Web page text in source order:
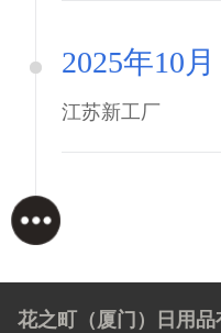
2025年10月
江苏新工厂
花之町（厦门）日用品